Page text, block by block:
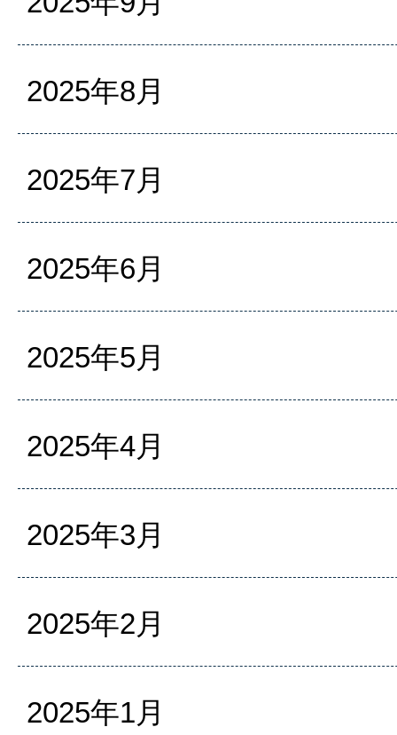
2025年8月
2025年7月
2025年6月
2025年5月
2025年4月
2025年3月
2025年2月
2025年1月